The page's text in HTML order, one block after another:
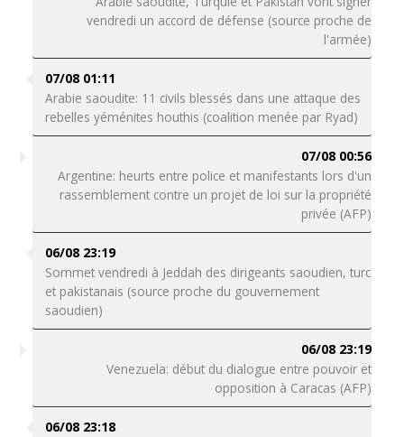
vendredi un accord de défense (source proche de
l'armée)
07/08 01:11
Arabie saoudite: 11 civils blessés dans une attaque des
rebelles yéménites houthis (coalition menée par Ryad)
07/08 00:56
Argentine: heurts entre police et manifestants lors d'un
rassemblement contre un projet de loi sur la propriété
privée (AFP)
06/08 23:19
Sommet vendredi à Jeddah des dirigeants saoudien, turc
et pakistanais (source proche du gouvernement
saoudien)
06/08 23:19
Venezuela: début du dialogue entre pouvoir et
opposition à Caracas (AFP)
06/08 23:18